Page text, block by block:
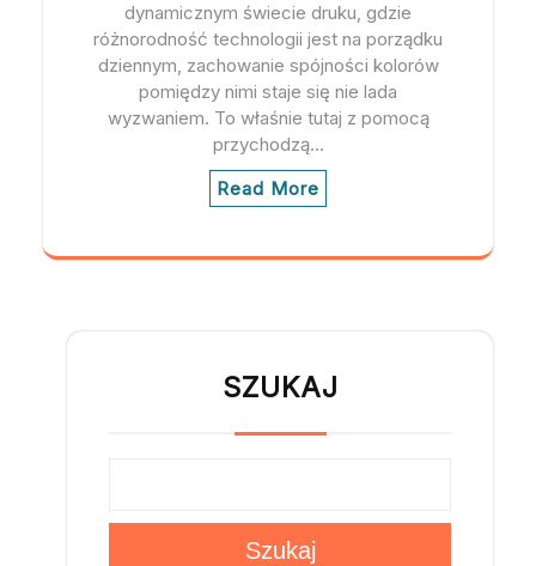
dynamicznym świecie druku, gdzie
różnorodność technologii jest na porządku
dziennym, zachowanie spójności kolorów
pomiędzy nimi staje się nie lada
wyzwaniem. To właśnie tutaj z pomocą
przychodzą…
Read More
SZUKAJ
Szukaj